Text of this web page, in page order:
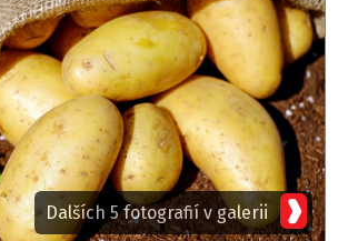
Dalších 5 fotografií v galerii